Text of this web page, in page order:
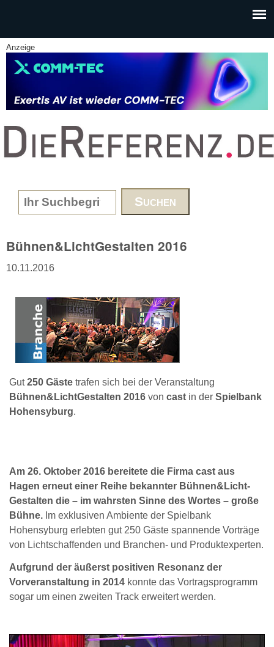
Anzeige
www.DieReferenz.de
Search form
Bühnen&LichtGestalten 2016
10.11.2016
Gut250 Gäste trafen sich bei der Veranstaltung
Bühnen&LichtGestalten 2016 von cast in der Spielbank
Hohensyburg.
Am 26. Oktober 2016 bereitete die Firma cast aus
Hagen erneut einer Reihe bekannter Bühnen&Licht-
Gestalten die – im wahrsten Sinne des Wortes – große
Bühne. Im exklusiven Ambiente der Spielbank
Hohensyburg erlebten gut 250 Gäste spannende Vorträge
von Lichtschaffenden und Branchen- und Produktexperten.
Aufgrund der äußerst positiven Resonanz der
Vorveranstaltung in 2014 konnte das Vortragsprogramm
sogar um einen zweiten Track erweitert werden.